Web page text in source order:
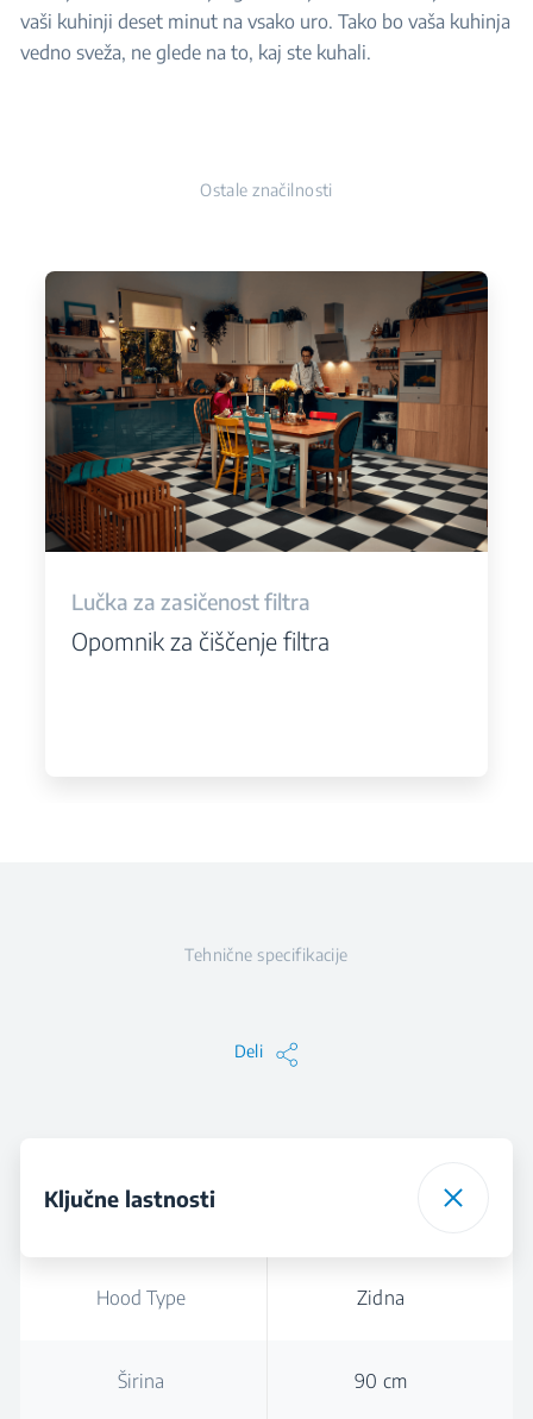
vaši kuhinji deset minut na vsako uro. Tako bo vaša kuhinja
vedno sveža, ne glede na to, kaj ste kuhali.
Ostale značilnosti
Lučka za zasičenost filtra
Opomnik za čiščenje filtra
Tehnične specifikacije
Deli
Ključne lastnosti
Hood Type Zidna
Širina 90 cm